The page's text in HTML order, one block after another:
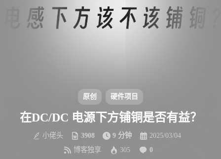
原创 硬件项目
在DC/DC 电源下方铺铜是否有益？
小佬头 3908 9 分钟
2025/03/04
博客独享
305 0